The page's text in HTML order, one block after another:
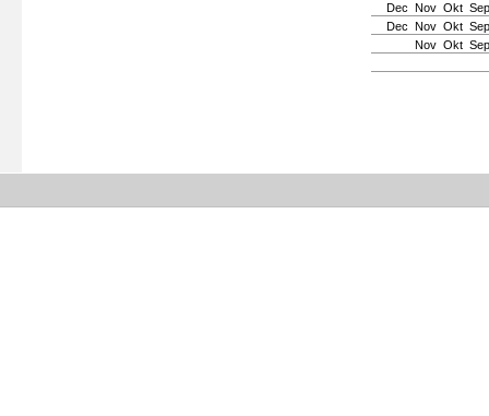
Dec Nov Okt Sep
Dec Nov Okt Sep
Nov Okt Sep